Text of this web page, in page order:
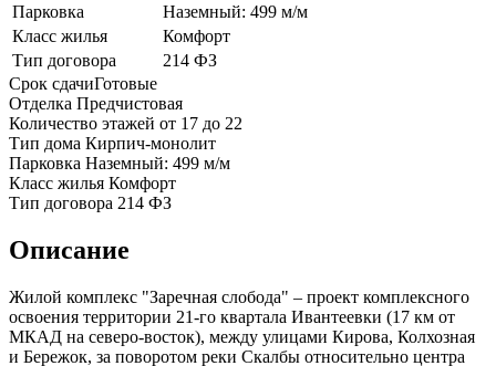
Парковка
Наземный: 499 м/м
Класс жилья
Комфорт
Тип договора
214 ФЗ
Срок сдачиГотовые
Отделка Предчистовая
Количество этажей от 17 до 22
Тип дома Кирпич-монолит
Парковка Наземный: 499 м/м
Класс жилья Комфорт
Тип договора 214 ФЗ
Описание
Жилой комплекс "Заречная слобода" – проект комплексного
освоения территории 21-го квартала Ивантеевки (17 км от
МКАД на северо-восток), между улицами Кирова, Колхозная
и Бережок, за поворотом реки Скалбы относительно центра